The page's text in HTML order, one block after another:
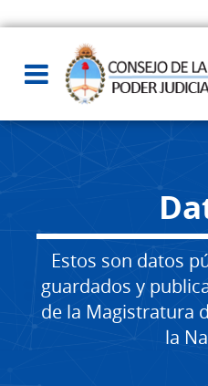
Estos son datos
guardados y
de la Magistratura
la